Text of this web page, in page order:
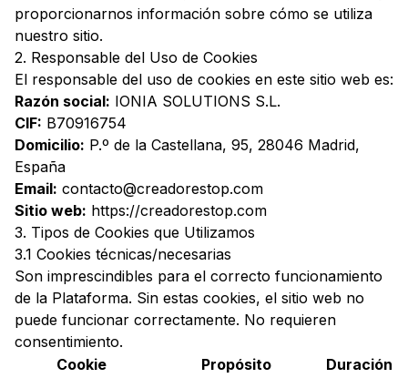
proporcionarnos información sobre cómo se utiliza
nuestro sitio.
2. Responsable del Uso de Cookies
El responsable del uso de cookies en este sitio web es:
Razón social: IONIA SOLUTIONS S.L.
CIF: B70916754
Domicilio: P.º de la Castellana, 95, 28046 Madrid,
España
Email: contacto@creadorestop.com
Sitio web: https://creadorestop.com
3. Tipos de Cookies que Utilizamos
3.1 Cookies técnicas/necesarias
Son imprescindibles para el correcto funcionamiento
de la Plataforma. Sin estas cookies, el sitio web no
puede funcionar correctamente. No requieren
consentimiento.
Cookie
Propósito
Duración